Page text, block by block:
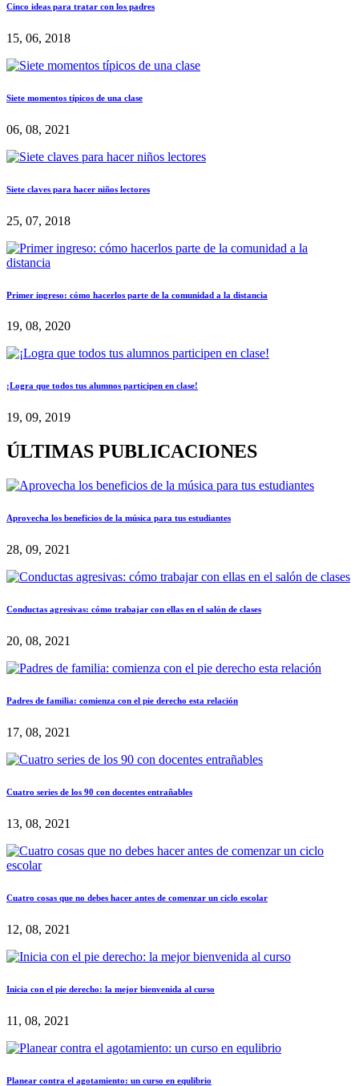
Cinco ideas para tratar con los padres
15, 06, 2018
Siete momentos típicos de una clase
06, 08, 2021
Siete claves para hacer niños lectores
25, 07, 2018
Primer ingreso: cómo hacerlos parte de la comunidad a la distancia
19, 08, 2020
¡Logra que todos tus alumnos participen en clase!
19, 09, 2019
ÚLTIMAS PUBLICACIONES
Aprovecha los beneficios de la música para tus estudiantes
28, 09, 2021
Conductas agresivas: cómo trabajar con ellas en el salón de clases
20, 08, 2021
Padres de familia: comienza con el pie derecho esta relación
17, 08, 2021
Cuatro series de los 90 con docentes entrañables
13, 08, 2021
Cuatro cosas que no debes hacer antes de comenzar un ciclo escolar
12, 08, 2021
Inicia con el pie derecho: la mejor bienvenida al curso
11, 08, 2021
Planear contra el agotamiento: un curso en equlibrio